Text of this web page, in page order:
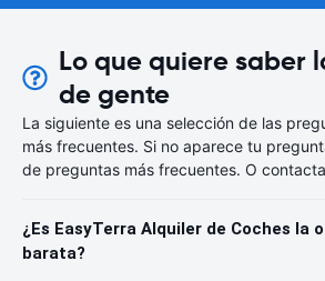
Lo que quiere saber
de gente
La siguiente es una selección de las
más frecuentes. Si no aparece tu
de preguntas más frecuentes. O
¿Es EasyTerra Alquiler de Coches la
barata?